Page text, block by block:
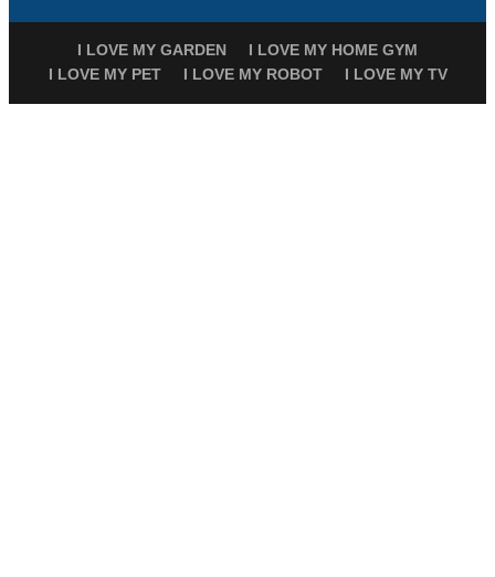
I LOVE MY GARDEN
I LOVE MY HOME GYM
I LOVE MY PET
I LOVE MY ROBOT I LOVE MY TV